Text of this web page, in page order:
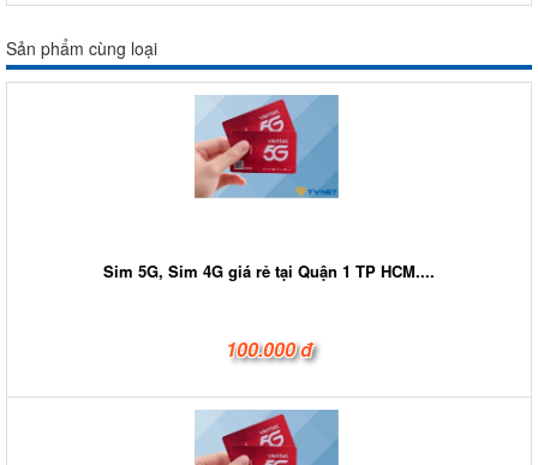
Sản phẩm cùng loại
Sim 5G, Sim 4G giá rẻ tại Quận 1 TP HCM....
100.000 đ